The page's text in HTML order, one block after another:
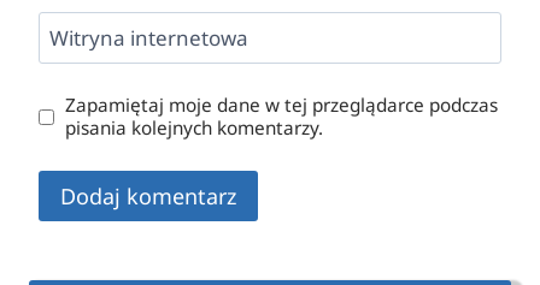
Witryna internetowa
Zapamiętaj moje dane w tej przeglądarce podczas
pisania kolejnych komentarzy.